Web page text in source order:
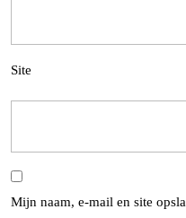
Site
Mijn naam, e-mail en site